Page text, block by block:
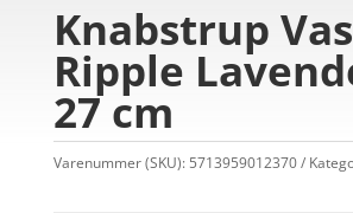
Knabstrup
Ripple
27 cm
Varenummer (SKU): 5713959012370